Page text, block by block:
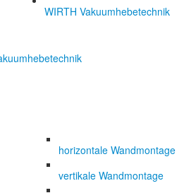
WIRTH Vakuumhebetechnik
horizontale Wandmontage
vertikale Wandmontage